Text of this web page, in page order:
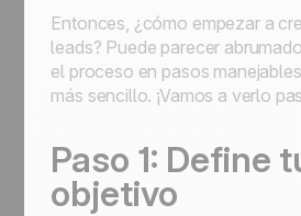
Entonces, ¿cómo empezar a
leads? Puede parecer
el proceso en pasos
más sencillo. ¡Vamos a verlo
Paso 1: Define
objetivo